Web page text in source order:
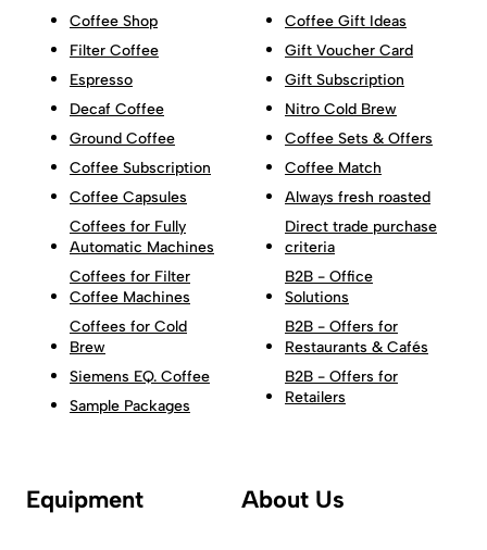
Coffee Shop
Filter Coffee
Espresso
Decaf Coffee
Ground Coffee
Coffee Subscription
Coffee Capsules
Coffees for Fully
Automatic Machines
Coffees for Filter
Coffee Machines
Coffees for Cold
Brew
Siemens EQ. Coffee
Sample Packages
Coffee Gift Ideas
Gift Voucher Card
Gift Subscription
Nitro Cold Brew
Coffee Sets & Offers
Coffee Match
Always fresh roasted
Direct trade purchase
criteria
B2B - Office
Solutions
B2B - Offers for
Restaurants & Cafés
B2B - Offers for
Retailers
Equipment About Us